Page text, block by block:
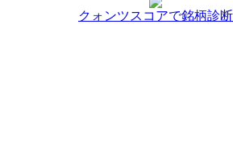
クォンツスコアで銘柄診断